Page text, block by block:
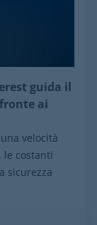
guida il
ai
velocità
costanti
sicurezza